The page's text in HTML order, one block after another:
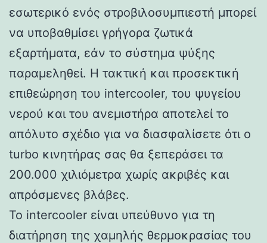
εσωτερικό ενός στροβιλοσυμπιεστή μπορεί
να υποβαθμίσει γρήγορα ζωτικά
εξαρτήματα, εάν το σύστημα ψύξης
παραμεληθεί. Η τακτική και προσεκτική
επιθεώρηση του intercooler, του ψυγείου
νερού και του ανεμιστήρα αποτελεί το
απόλυτο σχέδιο για να διασφαλίσετε ότι ο
turbo κινητήρας σας θα ξεπεράσει τα
200.000 χιλιόμετρα χωρίς ακριβές και
απρόσμενες βλάβες.
Το intercooler είναι υπεύθυνο για τη
διατήρηση της χαμηλής θερμοκρασίας του